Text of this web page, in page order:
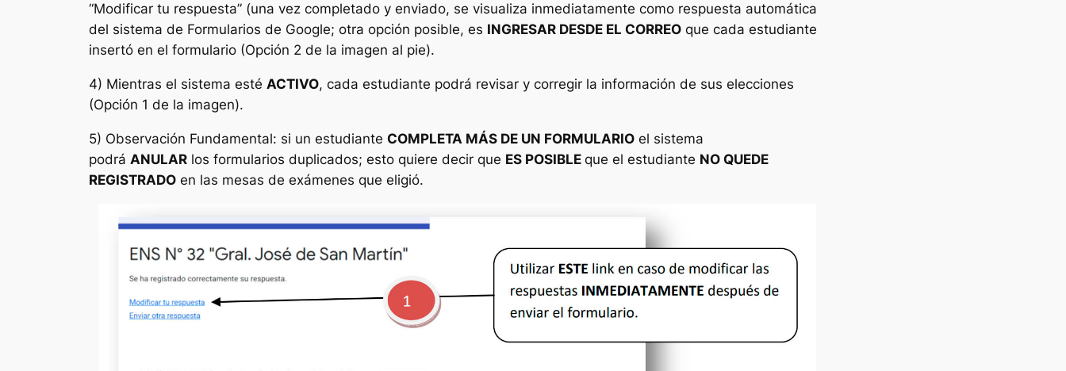
“Modificar tu respuesta” (una vez completado y enviado, se visualiza inmediatamente como respuesta automática
del sistema de Formularios de Google; otra opción posible, es INGRESAR DESDE EL CORREO que cada estudiante
insertó en el formulario (Opción 2 de la imagen al pie).
4) Mientras el sistema esté ACTIVO, cada estudiante podrá revisar y corregir la información de sus elecciones
(Opción 1 de la imagen).
5) Observación Fundamental: si un estudiante COMPLETA MÁS DE UN FORMULARIO el sistema
podrá ANULAR los formularios duplicados; esto quiere decir que ES POSIBLE que el estudiante NO QUEDE
REGISTRADO en las mesas de exámenes que eligió.